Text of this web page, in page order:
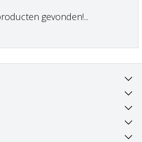
gevonden!...